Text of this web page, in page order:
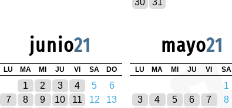
junio21
LU MA MI JU VI SA DO
1 2 3 4 5
6
7
8 9 10 11 12
13
mayo21
LU MA MI JU VI SA
1
3
4 5 6 7 8